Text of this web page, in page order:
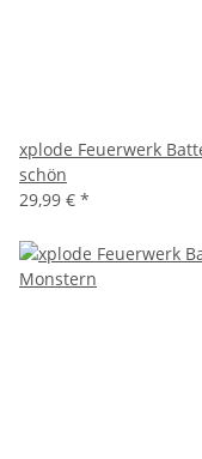
xplode Feuerwerk
schön
29,99 € *